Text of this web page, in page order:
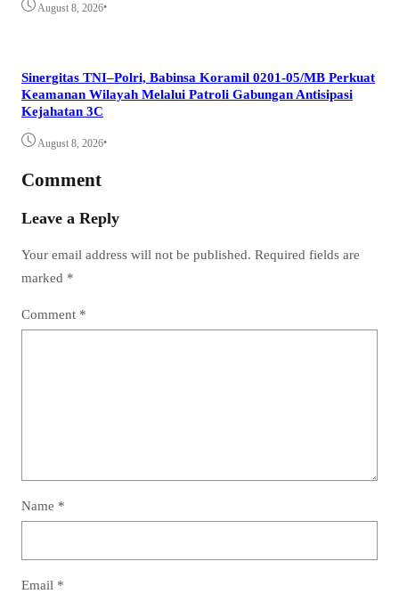
August 8, 2026•
Sinergitas TNI–Polri, Babinsa Koramil 0201-05/MB Perkuat
Keamanan Wilayah Melalui Patroli Gabungan Antisipasi
Kejahatan 3C
August 8, 2026•
Comment
Leave a Reply
Your email address will not be published. Required fields are
marked *
Comment *
Name *
Email *